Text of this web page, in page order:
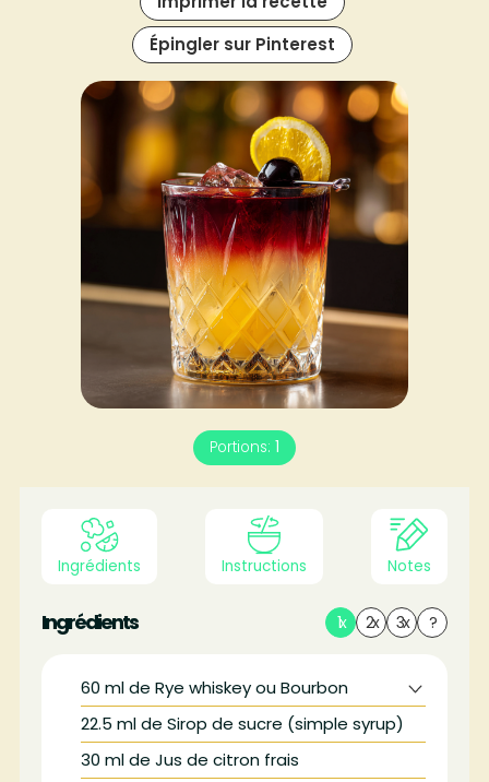
Épingler sur Pinterest
Portions: 1
Ingrédients Instructions Notes
Ingrédients 1x 2x 3x ?
60 mlde Rye whiskey ou Bourbon
22.5 mlde Sirop de sucre (simple syrup)
30 mlde Jus de citron frais